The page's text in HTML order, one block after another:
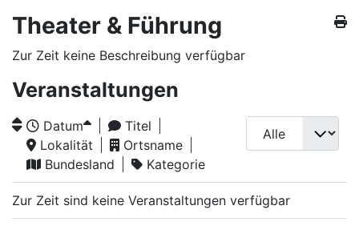
Theater & Führung
Zur Zeit keine Beschreibung verfügbar
Veranstaltungen
Datum
Titel
Lokalität
Ortsname
Bundesland
Kategorie
Zur Zeit sind keine Veranstaltungen verfügbar